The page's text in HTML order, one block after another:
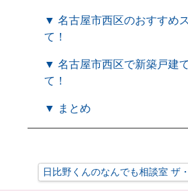
▼ 名古屋市西区のおすすめ
て！
▼ 名古屋市西区で新築戸建
て！
▼ まとめ
日比野くんのなんでも相談室 ザ